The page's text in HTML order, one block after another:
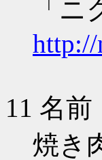
「ニ
11 名前
焼き